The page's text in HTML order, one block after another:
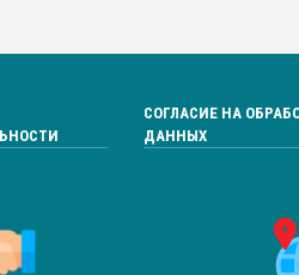
СОГЛАСИЕ НА
ДАННЫХ